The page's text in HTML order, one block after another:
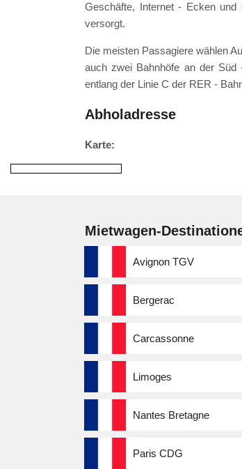
Geschäfte, Internet - Ecken und
versorgt.
Die meisten Passagiere wählen
auch zwei Bahnhöfe an der Süd
entlang der Linie C der RER -
Abholadresse
Karte:
Mietwagen-
Avignon TGV
Bergerac
Carcassonne
Limoges
Nantes Bretagne
Paris CDG